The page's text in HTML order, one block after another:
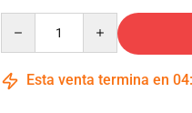
Esta venta termina en 04: